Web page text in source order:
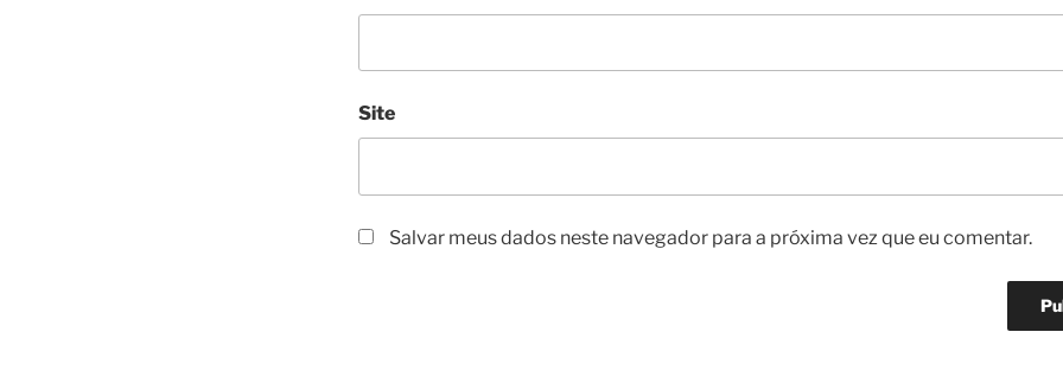
Site
Salvar meus dados neste navegador para a próxima vez que eu comentar.